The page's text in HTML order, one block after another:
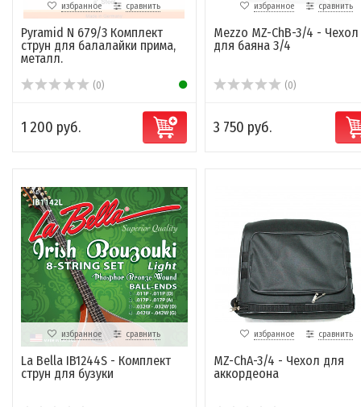
избранное сравнить
Pyramid N 679/3 Комплект
струн для балалайки прима,
металл.
(0)
1 200 руб.
избранное сравнить
Mezzo MZ-ChB-3/4 - Чехол
для баяна 3/4
(0)
3 750 руб.
избранное сравнить
La Bella IB1244S - Комплект
струн для бузуки
избранное сравнить
MZ-ChA-3/4 - Чехол для
аккордеона